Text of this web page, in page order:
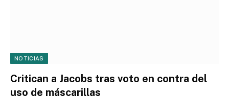
NOTICIAS
Critican a Jacobs tras voto en contra del
uso de máscarillas